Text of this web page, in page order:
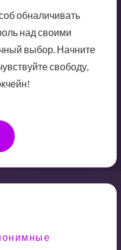
обналичивать
над своими
выбор. Начните
свободу,